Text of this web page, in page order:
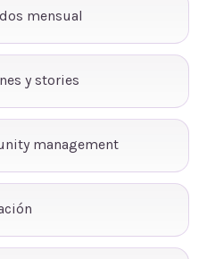
mensual
y stories
management